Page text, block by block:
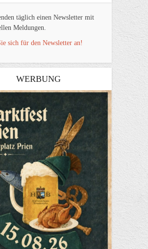
täglich einen Newsletter mit
Meldungen.
sich für den Newsletter an!
WERBUNG